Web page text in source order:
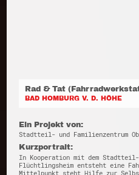
Rad & Tat
BAD HOMBURG V. D. HÖHE
Ein Projekt von:
Stadtteil- und Familienzentrum
Kurzportrait:
In Kooperation mit dem Stadtteil-
Flüchtlingsheim entsteht eine
Mittelpunkt steht Hilfe zur